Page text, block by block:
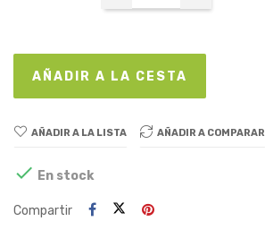
AÑADIR A LA CESTA
AÑADIR A LA LISTA AÑADIR A COMPARAR
 En stock
Compartir